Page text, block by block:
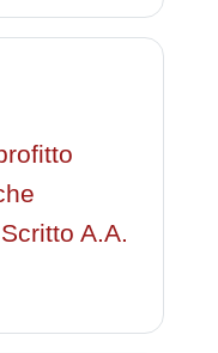
A.A.